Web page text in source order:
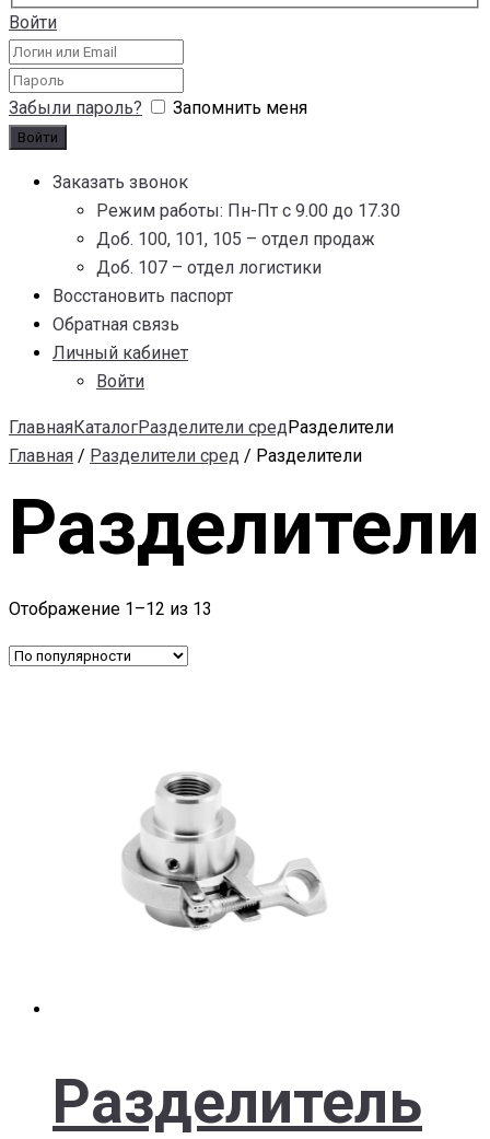
Войти
Забыли пароль? Запомнить меня
Заказать звонок
Режим работы: Пн-Пт с 9.00 до 17.30
Доб. 100, 101, 105 – отдел продаж
Доб. 107 – отдел логистики
Восстановить паспорт
Обратная связь
Личный кабинет
Войти
ГлавнаяКаталогРазделители средРазделители
Главная / Разделители сред / Разделители
Разделители
Отображение 1–12 из 13
Разделитель